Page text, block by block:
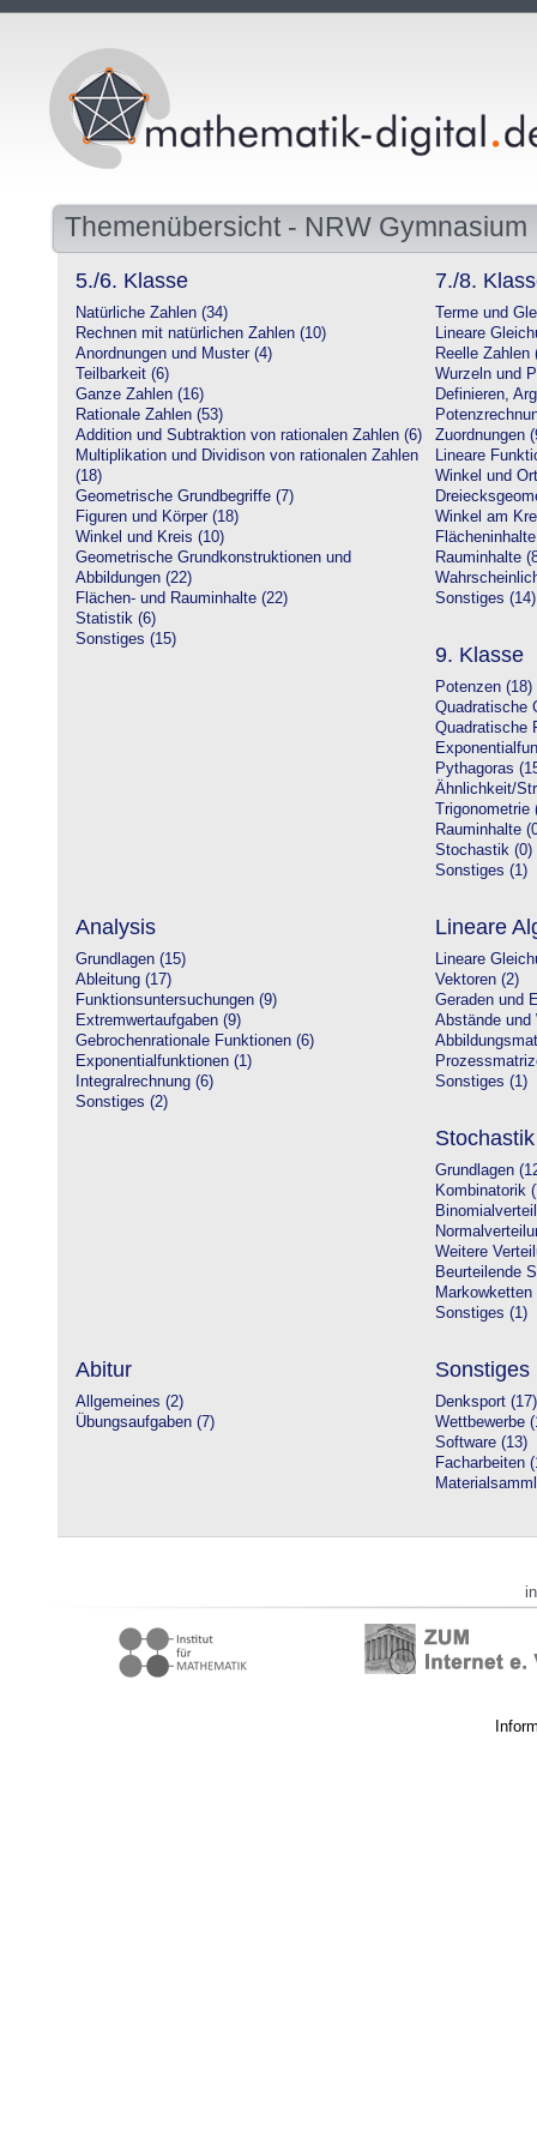
Themenübersicht - NRW Gymnasium
5./6. Klasse
Natürliche Zahlen (34)
Rechnen mit natürlichen Zahlen (10)
Anordnungen und Muster (4)
Teilbarkeit (6)
Ganze Zahlen (16)
Rationale Zahlen (53)
Addition und Subtraktion von rationalen Zahlen (6)
Multiplikation und Dividison von rationalen Zahlen
(18)
Geometrische Grundbegriffe (7)
Figuren und Körper (18)
Winkel und Kreis (10)
Geometrische Grundkonstruktionen und
Abbildungen (22)
Flächen- und Rauminhalte (22)
Statistik (6)
Sonstiges (15)
7./8.
Terme und
Lineare
Reelle Zahlen
Wurzeln und
Definieren,
Zuordnungen
Lineare
Winkel und
Winkel am
Rauminhalte
Sonstiges (14)
9. Klasse
Potenzen (18)
Quadratische
Quadratische
Pythagoras
Ähnlichkeit/
Trigonometrie
Rauminhalte
Stochastik (0)
Sonstiges (1)
Analysis
Grundlagen (15)
Ableitung (17)
Funktionsuntersuchungen (9)
Extremwertaufgaben (9)
Gebrochenrationale Funktionen (6)
Exponentialfunktionen (1)
Integralrechnung (6)
Sonstiges (2)
Lineare
Lineare
Vektoren (2)
Geraden und
Abstände und
Sonstiges (1)
Stochastik
Grundlagen
Kombinatorik
Weitere
Beurteilende
Markowketten
Sonstiges (1)
Abitur
Allgemeines (2)
Übungsaufgaben (7)
Sonstiges
Denksport (17)
Wettbewerbe
Software (13)
Facharbeiten